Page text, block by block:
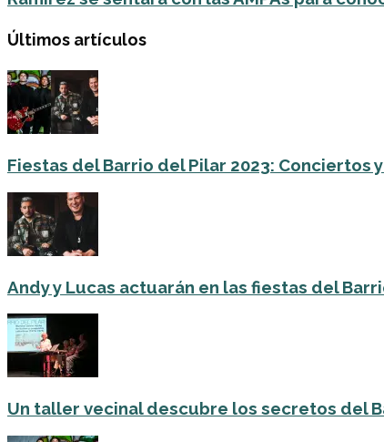
Últimos artículos
Fiestas del Barrio del Pilar 2023: Conciertos
Andy y Lucas actuarán en las fiestas del
Un taller vecinal descubre los secretos del